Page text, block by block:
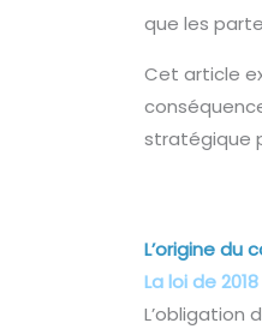
que les
Cet article
stratégique
L’origine du
La loi de
L’obligation